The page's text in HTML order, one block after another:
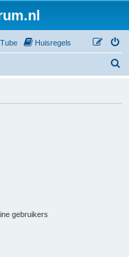
Huisregels
gebruikers